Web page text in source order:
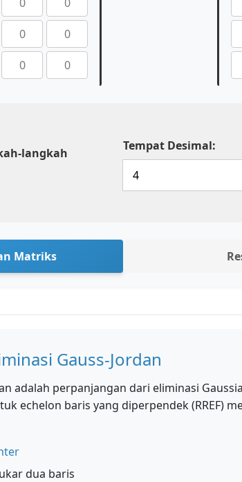
langkah
Tempat Desimal:
Matriks
Gauss-Jordan
adalah perpanjangan dari eliminasi
echelon baris yang diperpendek (RREF)
dua baris